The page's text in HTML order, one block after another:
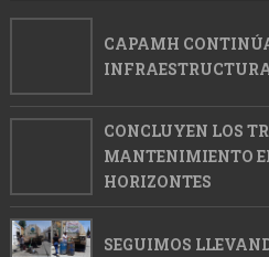
CAPAMH
CONCLUYEN LOS
MANTENIMIENTO
HORIZONTES
SEGUIMOS